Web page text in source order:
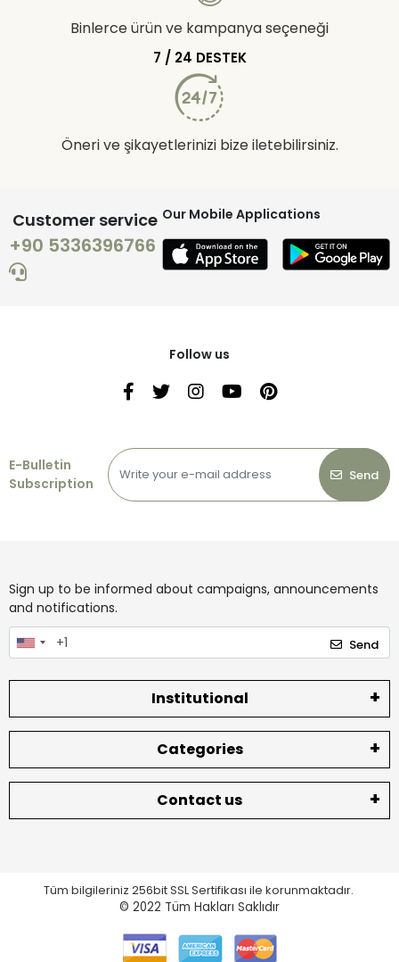
Binlerce ürün ve kampanya seçeneği
7 / 24 DESTEK
Öneri ve şikayetlerinizi bize iletebilirsiniz.
Customer service
+90 5336396766
Our Mobile Applications
Follow us
E-Bulletin
Subscription
Send
Sign up to be informed about campaigns, announcements
and notifications.
Send
Institutional
Categories
Contact us
Tüm bilgileriniz 256bit SSL Sertifikası ile korunmaktadır.
© 2022 Tüm Hakları Saklıdır